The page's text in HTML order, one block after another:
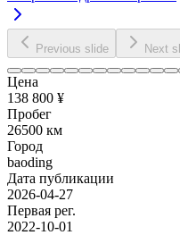
Previous slide Next
Цена
138 800 ¥
Пробег
26500 км
Город
baoding
Дата публикации
2026-04-27
Первая рег.
2022-10-01